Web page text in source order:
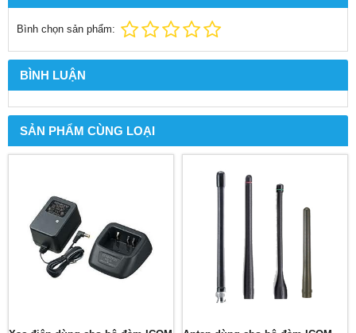
Bình chọn sản phẩm:
BÌNH LUẬN
SẢN PHẨM CÙNG LOẠI